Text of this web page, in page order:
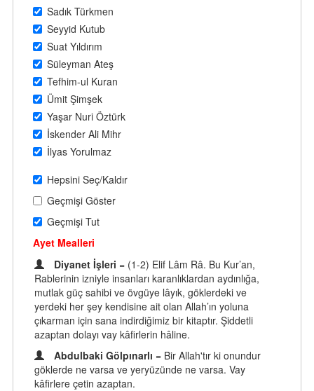
Sadık Türkmen
Seyyid Kutub
Suat Yıldırım
Süleyman Ateş
Tefhim-ul Kuran
Ümit Şimşek
Yaşar Nuri Öztürk
İskender Ali Mihr
İlyas Yorulmaz
Hepsini Seç/Kaldır
Geçmişi Göster
Geçmişi Tut
Ayet Mealleri
Diyanet İşleri = (1-2) Elif Lâm Râ. Bu Kur’an,
Rablerinin izniyle insanları karanlıklardan aydınlığa,
mutlak güç sahibi ve övgüye lâyık, göklerdeki ve
yerdeki her şey kendisine ait olan Allah’ın yoluna
çıkarman için sana indirdiğimiz bir kitaptır. Şiddetli
azaptan dolayı vay kâfirlerin hâline.
Abdulbaki Gölpınarlı = Bir Allah'tır ki onundur
göklerde ne varsa ve yeryüzünde ne varsa. Vay
kâfirlere çetin azaptan.